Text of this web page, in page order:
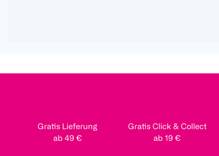
Gratis Lieferung
ab 49 €
Gratis Click & Collect
ab 19 €